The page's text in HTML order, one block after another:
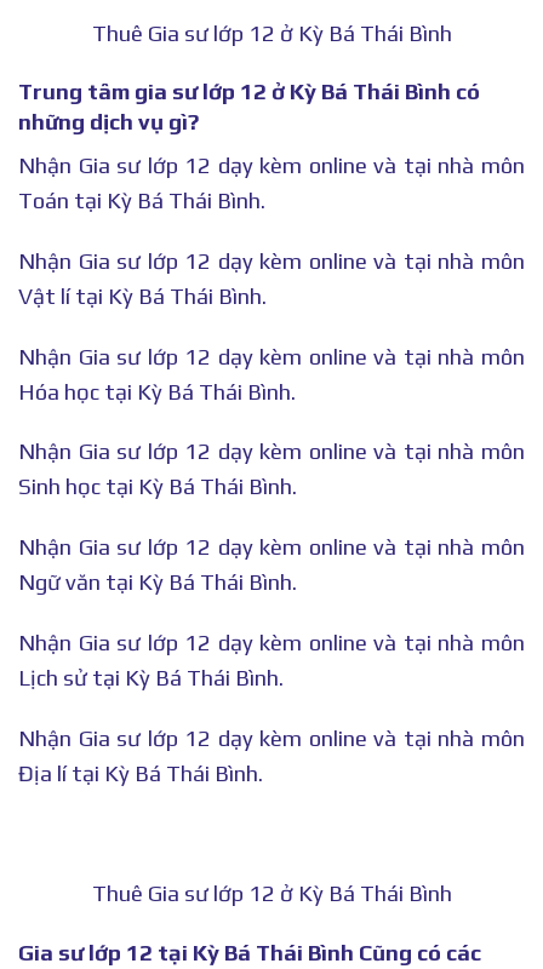
Thuê Gia sư lớp 12 ở Kỳ Bá Thái Bình
Trung tâm gia sư lớp 12 ở Kỳ Bá Thái Bình có
những dịch vụ gì?
Nhận Gia sư lớp 12 dạy kèm online và tại nhà môn
Toán tại Kỳ Bá Thái Bình.
Nhận Gia sư lớp 12 dạy kèm online và tại nhà môn
Vật lí tại Kỳ Bá Thái Bình.
Nhận Gia sư lớp 12 dạy kèm online và tại nhà môn
Hóa học tại Kỳ Bá Thái Bình.
Nhận Gia sư lớp 12 dạy kèm online và tại nhà môn
Sinh học tại Kỳ Bá Thái Bình.
Nhận Gia sư lớp 12 dạy kèm online và tại nhà môn
Ngữ văn tại Kỳ Bá Thái Bình.
Nhận Gia sư lớp 12 dạy kèm online và tại nhà môn
Lịch sử tại Kỳ Bá Thái Bình.
Nhận Gia sư lớp 12 dạy kèm online và tại nhà môn
Địa lí tại Kỳ Bá Thái Bình.
Thuê Gia sư lớp 12 ở Kỳ Bá Thái Bình
Gia sư lớp 12 tại Kỳ Bá Thái Bình Cũng có các